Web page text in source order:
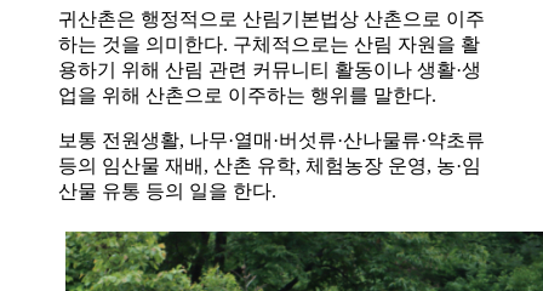
귀산촌은 행정적으로 산림기본법상 산촌으로 이주
하는 것을 의미한다. 구체적으로는 산림 자원을 활
용하기 위해 산림 관련 커뮤니티 활동이나 생활·생
업을 위해 산촌으로 이주하는 행위를 말한다.
보통 전원생활, 나무·열매·버섯류·산나물류·약초류
등의 임산물 재배, 산촌 유학, 체험농장 운영, 농·임
산물 유통 등의 일을 한다.